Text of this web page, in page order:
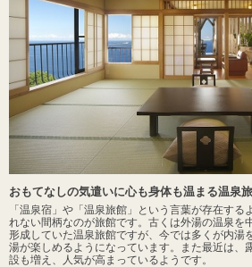
おもてなしの気遣いに心も身体も温まる温泉
「温泉宿」や「温泉旅館」という言葉が存在する
れない間柄なのが旅館です。古くは外湯の温泉を
形成していた温泉旅館ですが、今では多くが内湯
湯が楽しめるようになっています。また最近は、
設も増え、人気が高まっているようです。